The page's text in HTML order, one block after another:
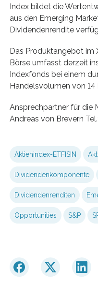
Index bildet die
aus den Emerging
Dividendenrendite
Das Produktangebot im
Börse umfasst derzeit
Indexfonds bei einem
Handelsvolumen von 14
Ansprechpartner für die
Andreas von Brevern
Aktienindex-ETFISIN
Dividendenkomponente
Dividendenrenditen
Opportunities S&P